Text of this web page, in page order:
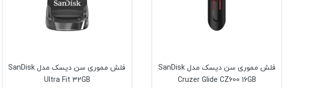
فلش مموری سن دیسک مدل SanDisk
Ultra Fit 32GB
فلش مموری سن دیسک مدل SanDisk
Cruzer Glide CZ600 16GB